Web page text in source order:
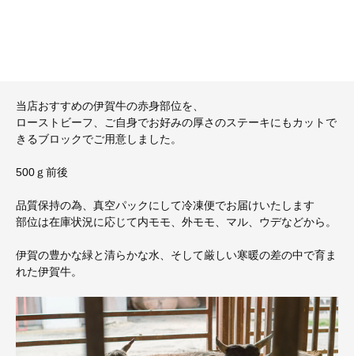
当店おすすめの伊賀牛の赤身部位を、
ローストビーフ、ご自身でお好みの厚さのステーキにもカットで
きるブロックでご用意しました。
500ｇ前後
品質保持の為、真空パックにして冷凍便でお届けいたします
部位は在庫状況に応じて内モモ、外モモ、マル、ウデなどから。
伊賀の豊かな緑と清らかな水、そして厳しい寒暖の差の中で育ま
れた伊賀牛。